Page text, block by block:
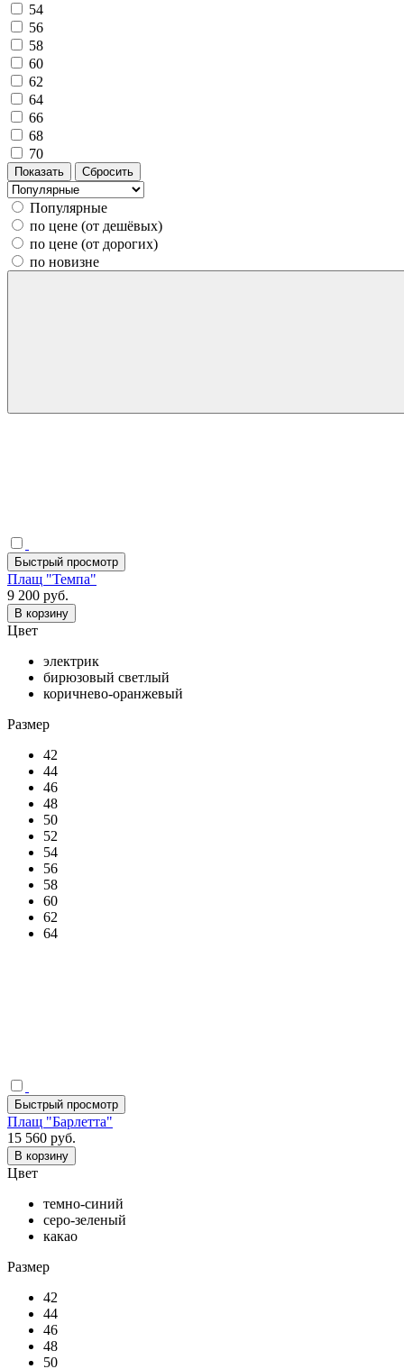
54
56
58
60
62
64
66
68
70
Популярные
по цене (от дешёвых)
по цене (от дорогих)
по новизне
Быстрый просмотр
Плащ "Темпа"
9 200 руб.
В корзину
Цвет
электрик
бирюзовый светлый
коричнево-оранжевый
Размер
42
44
46
48
50
52
54
56
58
60
62
64
Быстрый просмотр
Плащ "Барлетта"
15 560 руб.
В корзину
Цвет
темно-синий
серо-зеленый
какао
Размер
42
44
46
48
50